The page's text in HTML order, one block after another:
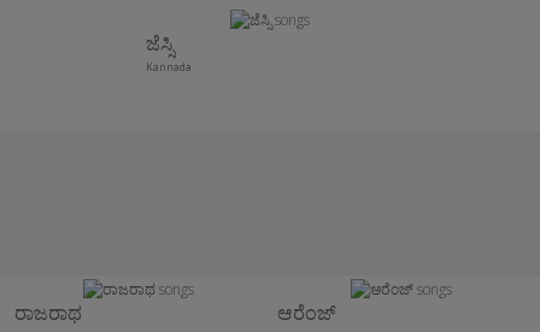
ಜೆಸ್ಸಿ
Kannada
ರಾಜರಾಥ ಆರೆಂಜ್